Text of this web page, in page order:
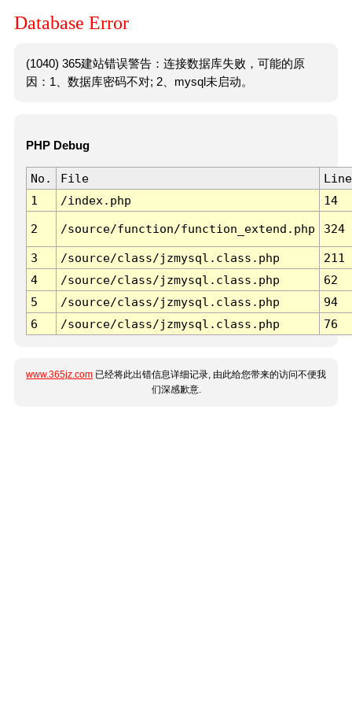
Database Error
(1040) 365建站错误警告：连接数据库失败，可能的原
因：1、数据库密码不对; 2、mysql未启动。
PHP Debug
No. File
Line
1
/index.php 14
2 /source/function/function_extend.php 324
3 /source/class/jzmysql.class.php
211
4
/source/class/jzmysql.class.php
62
5
/source/class/jzmysql.class.php
94
6
/source/class/jzmysql.class.php 76
www.365jz.com 已经将此出错信息详细记录, 由此给您带来的访问不便我
们深感歉意.